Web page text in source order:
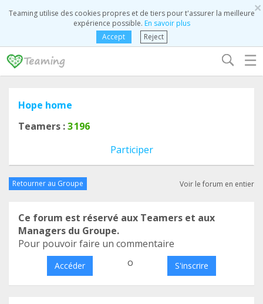
×
Teaming utilise des cookies propres et de tiers pour t'assurer la meilleure
expérience possible. En savoir plus
Accept
Reject
☰
Hope home
Teamers :3 196
Participer
Retourner au Groupe Voir le forum en entier
Ce forum est réservé aux Teamers et aux
Managers du Groupe.
Pour pouvoir faire un commentaire
Accéder o S'inscrire